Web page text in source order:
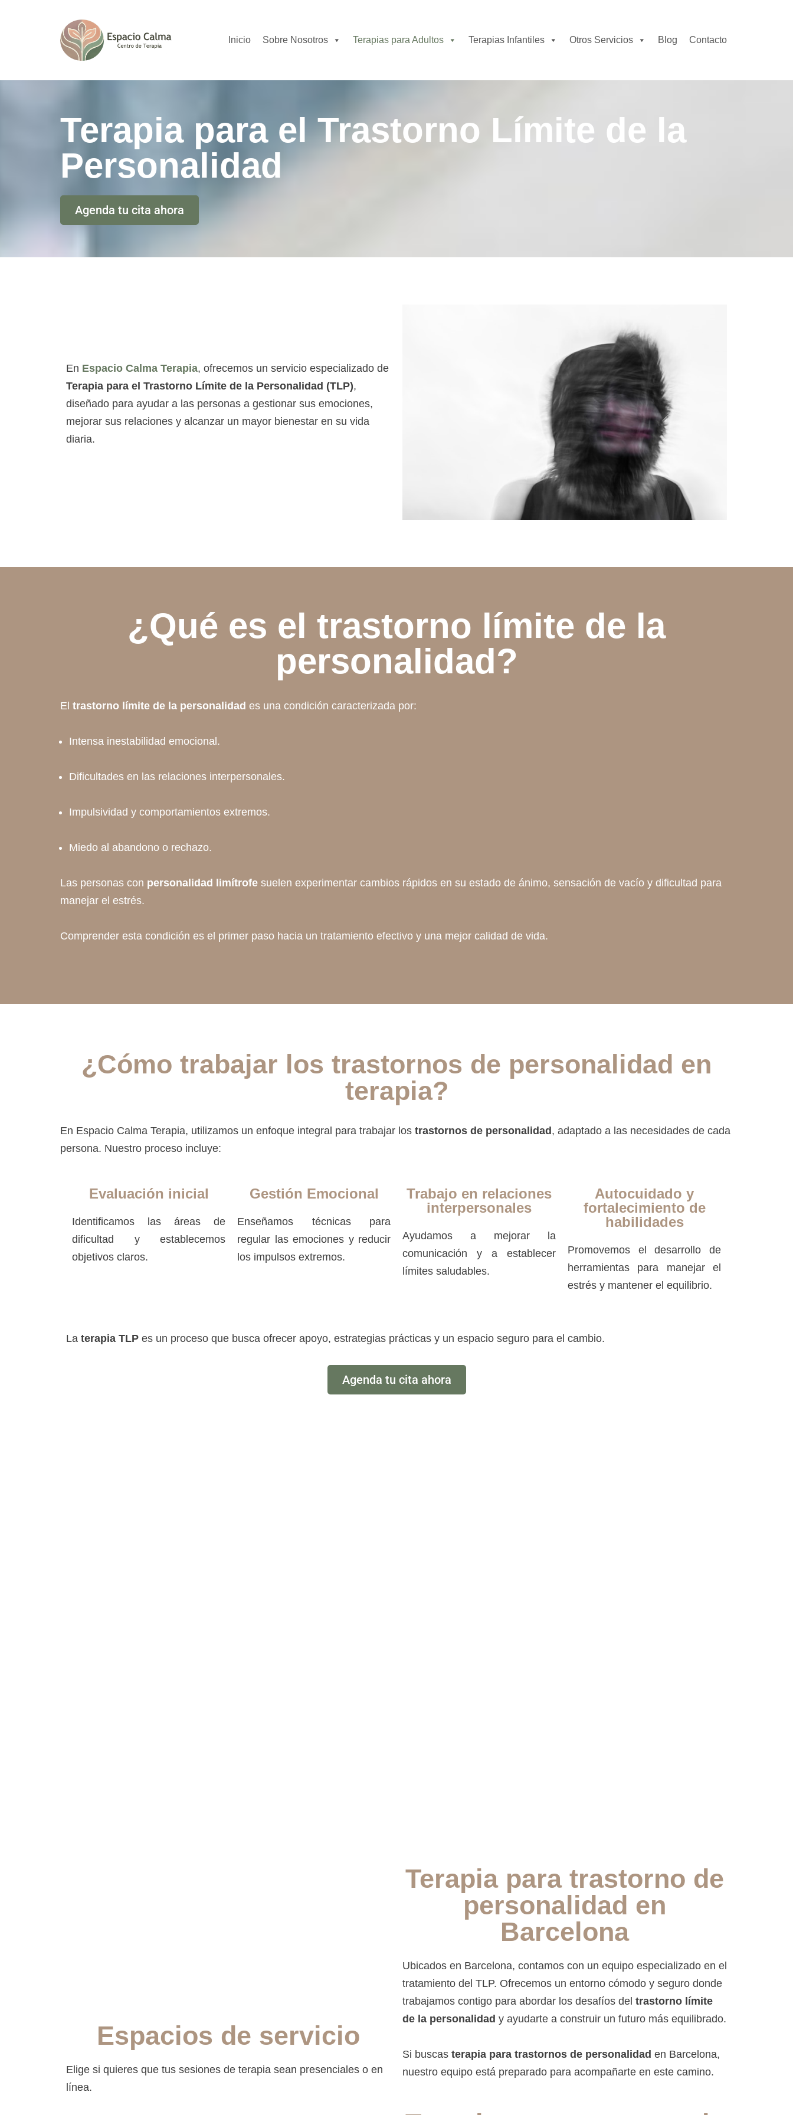
Inicio Sobre Nosotros Terapias para Adultos Terapias Infantiles Otros Servicios Blog Contacto
Terapia para el Trastorno Límite de la
Personalidad
Agenda tu cita ahora
En Espacio Calma Terapia, ofrecemos un servicio especializado de
Terapia para el Trastorno Límite de la Personalidad (TLP),
diseñado para ayudar a las personas a gestionar sus emociones,
mejorar sus relaciones y alcanzar un mayor bienestar en su vida
diaria.
¿Qué es el trastorno límite de la
personalidad?
El trastorno límite de la personalidad es una condición caracterizada por:
Intensa inestabilidad emocional.
Dificultades en las relaciones interpersonales.
Impulsividad y comportamientos extremos.
Miedo al abandono o rechazo.
Las personas con personalidad limítrofe suelen experimentar cambios rápidos en su estado de ánimo, sensación de vacío y dificultad para
manejar el estrés.
Comprender esta condición es el primer paso hacia un tratamiento efectivo y una mejor calidad de vida.
¿Cómo trabajar los trastornos de personalidad en
terapia?
En Espacio Calma Terapia, utilizamos un enfoque integral para trabajar los trastornos de personalidad , adaptado a las necesidades de cada
persona. Nuestro proceso incluye:
Evaluación inicial
Identificamos las áreas de
dificultad y establecemos
objetivos claros.
Gestión Emocional
Enseñamos técnicas para
regular las emociones y reducir
los impulsos extremos.
Trabajo en relaciones
interpersonales
Ayudamos a mejorar la
comunicación y a establecer
límites saludables.
Autocuidado y
fortalecimiento de
habilidades
Promovemos el desarrollo de
herramientas para manejar el
estrés y mantener el equilibrio.
La terapia TLP es un proceso que busca ofrecer apoyo, estrategias prácticas y un espacio seguro para el cambio.
Agenda tu cita ahora
Espacios de servicio
Elige si quieres que tus sesiones de terapia sean presenciales o en
línea.
Terapia para trastorno de
personalidad en
Barcelona
Ubicados en Barcelona, contamos con un equipo especializado en el
tratamiento del TLP. Ofrecemos un entorno cómodo y seguro donde
trabajamos contigo para abordar los desafíos del trastorno límite
de la personalidad y ayudarte a construir un futuro más equilibrado.
Si buscas terapia para trastornos de personalidad en Barcelona,
nuestro equipo está preparado para acompañarte en este camino.